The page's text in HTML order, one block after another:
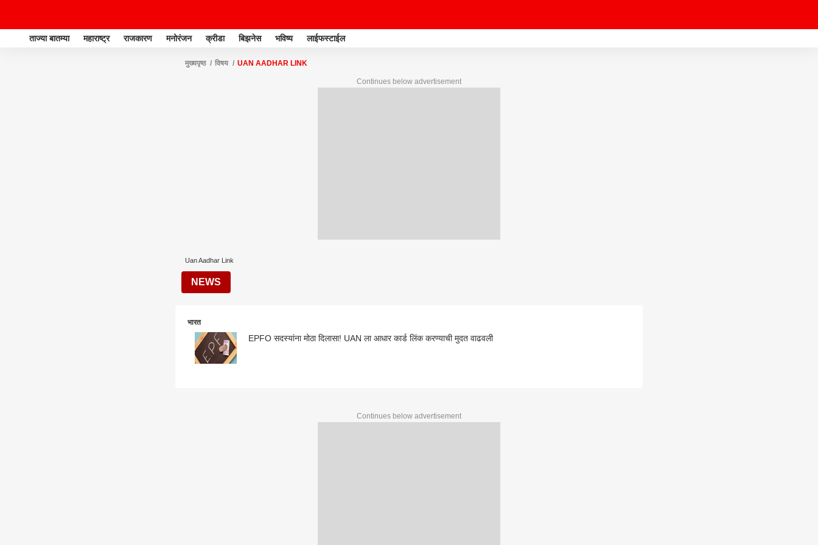
ताज्या बातम्या महाराष्ट्र राजकारण मनोरंजन क्रीडा बिझनेस भविष्य लाईफस्टाईल
मुख्यपृष्ठ विषय UAN AADHAR LINK
Continues below advertisement
Uan Aadhar Link
NEWS
भारत
EPFO सदस्यांना मोठा दिलासा! UAN ला आधार कार्ड लिंक करण्याची मुदत वाढवली
Continues below advertisement